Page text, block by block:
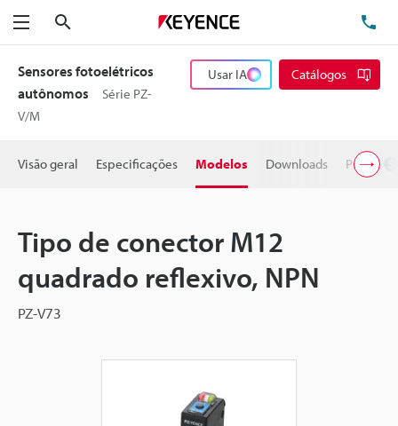
Menu
Sensores fotoelétricos
autônomos
Série PZ-
V/M
Usar IA Catálogos
Visão geral Especificações Modelos Downloads Preço
Tipo de conector M12
quadrado reflexivo, NPN
PZ-V73